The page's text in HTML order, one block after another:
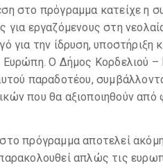
στο πρόγραμμα κατείχε η
για εργαζόμενους στη
για την ίδρυση,
Ευρώπη. Ο Δήμος Κορδελιού
παραδοτέου,
που θα αξιοποιηθούν από
πρόγραμμα αποτελεί
απλώς τις